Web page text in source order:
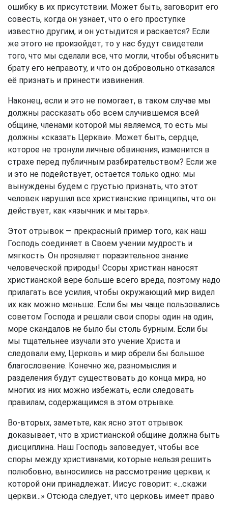
ошибку в их присутствии. Может быть, заговорит его
совесть, когда он узнает, что о его проступке
известно другим, и он устыдится и раскается? Если
же этого не произойдет, то у нас будут свидетели
того, что мы сделали все, что могли, чтобы объяснить
брату его неправоту, и что он добровольно отказался
её признать и принести извинения.
Наконец, если и это не помогает, в таком случае мы
должны рассказать обо всем случившемся всей
общине, членами которой мы являемся, то есть мы
должны «сказать Церкви». Может быть, сердце,
которое не тронули личные обвинения, изменится в
страхе перед публичным разбирательством? Если же
и это не подействует, остается только одно: мы
вынуждены будем с грустью признать, что этот
человек нарушил все христианские принципы, что он
действует, как «язычник и мытарь».
Этот отрывок — прекрасный пример того, как наш
Господь соединяет в Своем учении мудрость и
мягкость. Он проявляет поразительное знание
человеческой природы! Ссоры христиан наносят
христианской вере больше всего вреда, поэтому надо
прилагать все усилия, чтобы окружающий мир видел
их как можно меньше. Если бы мы чаще пользовались
советом Господа и решали свои споры один на один,
море скандалов не было бы столь бурным. Если бы
мы тщательнее изучали это учение Христа и
следовали ему, Церковь и мир обрели бы большое
благословение. Конечно же, разномыслия и
разделения будут существовать до конца мира, но
многих из них можно избежать, если следовать
правилам, содержащимся в этом отрывке.
Во-вторых, заметьте, как ясно этот отрывок
доказывает, что в христианской общине должна быть
дисциплина. Наш Господь заповедует, чтобы все
споры между христианами, которые нельзя решить
полюбовно, выносились на рассмотрение церкви, к
которой они принадлежат. Иисус говорит: «...скажи
церкви...» Отсюда следует, что церковь имеет право